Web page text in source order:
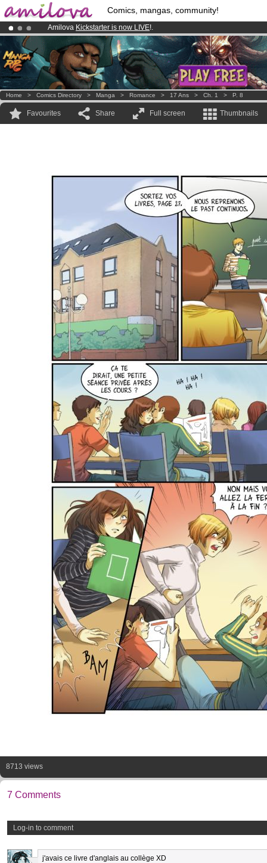
Comics, mangas, community!
Amilova Kickstarter is now LIVE!.
Premium membership from3.95 eurosper month !Get membership
Already 100000 membersand 1000 comics & mangas!.
Home > Comics Directory > Manga > Romance > 17 Ans > Ch. 1 > P. 8
Favourites Share Full screen Thumbnails
8713 views
7 Comments
Log-in to comment
j'avais ce livre d'anglais au collège XD